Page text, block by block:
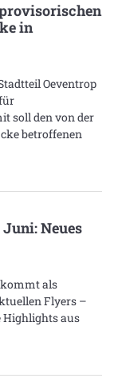
in
Oeventrop
soll den von der
betroffenen
Neues
als
Flyers –
Highlights aus